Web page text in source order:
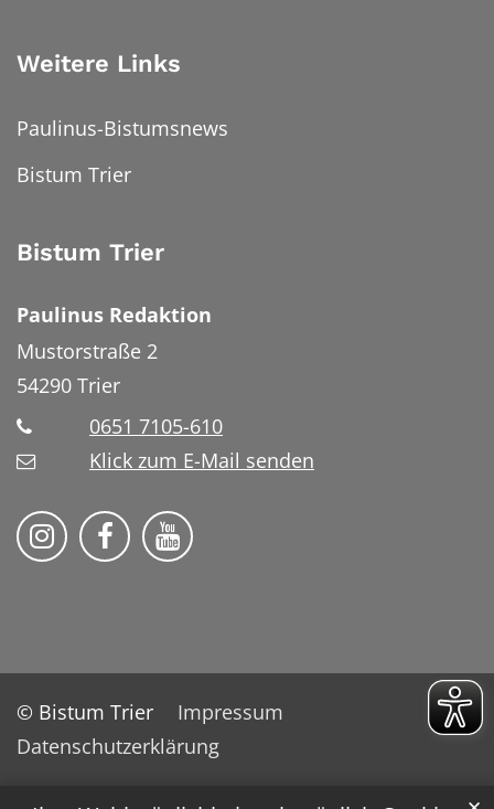
Weitere Links
Paulinus-Bistumsnews
Bistum Trier
Bistum Trier
Paulinus Redaktion
Mustorstraße 2
54290 Trier
0651 7105-610
Klick zum E-Mail senden
Bistum Trier auf Instragram
Bistum Trier auf Facebook
Bistum Trier auf YouTube
© Bistum Trier
Impressum
Datenschutzerklärung